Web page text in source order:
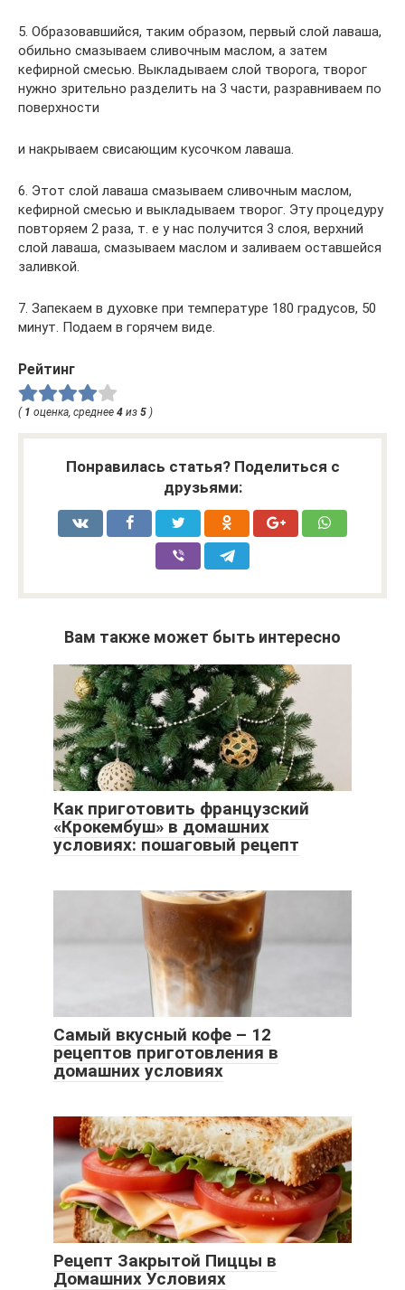
5. Образовавшийся, таким образом, первый слой лаваша,
обильно смазываем сливочным маслом, а затем
кефирной смесью. Выкладываем слой творога, творог
нужно зрительно разделить на 3 части, разравниваем по
поверхности
и накрываем свисающим кусочком лаваша.
6. Этот слой лаваша смазываем сливочным маслом,
кефирной смесью и выкладываем творог. Эту процедуру
повторяем 2 раза, т. е у нас получится 3 слоя, верхний
слой лаваша, смазываем маслом и заливаем оставшейся
заливкой.
7. Запекаем в духовке при температуре 180 градусов, 50
минут. Подаем в горячем виде.
Рейтинг
( 1 оценка, среднее 4 из 5 )
Понравилась статья? Поделиться с
друзьями:
Вам также может быть интересно
Как приготовить французский
«Крокембуш» в домашних
условиях: пошаговый рецепт
Самый вкусный кофе – 12
рецептов приготовления в
домашних условиях
Рецепт Закрытой Пиццы в
Домашних Условиях